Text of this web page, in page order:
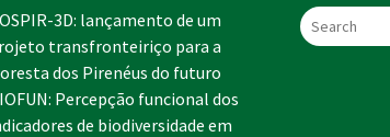
3D: lançamento de um
transfronteiriço para a
dos Pirenéus do futuro
Percepção funcional dos
de biodiversidade em